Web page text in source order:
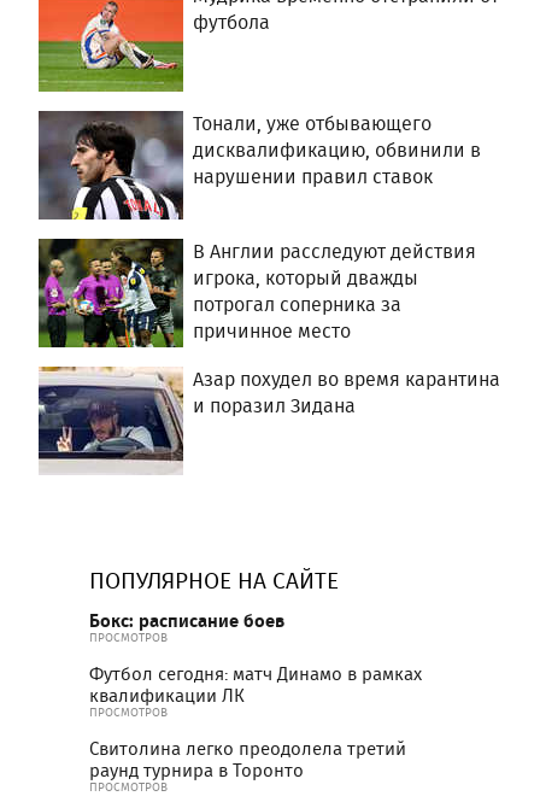
футбола
Тонали, уже отбывающего
дисквалификацию, обвинили в
нарушении правил ставок
В Англии расследуют действия
игрока, который дважды
потрогал соперника за
причинное место
Азар похудел во время карантина
и поразил Зидана
ПОПУЛЯРНОЕ НА САЙТЕ
Бокс: расписание боев
ПРОСМОТРОВ
Футбол сегодня: матч Динамо в рамках
квалификации ЛК
ПРОСМОТРОВ
Свитолина легко преодолела третий
раунд турнира в Торонто
ПРОСМОТРОВ